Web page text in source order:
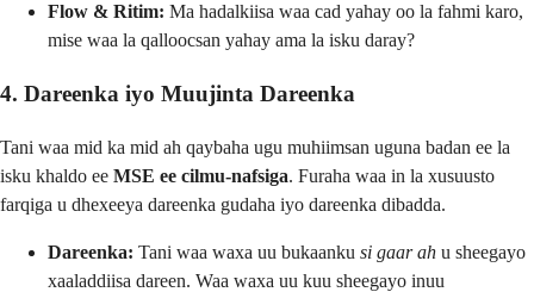
Flow & Ritim: Ma hadalkiisa waa cad yahay oo la fahmi karo,
mise waa la qalloocsan yahay ama la isku daray?
4. Dareenka iyo Muujinta Dareenka
Tani waa mid ka mid ah qaybaha ugu muhiimsan uguna badan ee la
isku khaldo ee MSE ee cilmu-nafsiga. Furaha waa in la xusuusto
farqiga u dhexeeya dareenka gudaha iyo dareenka dibadda.
Dareenka: Tani waa waxa uu bukaanku si gaar ah u sheegayo
xaaladdiisa dareen. Waa waxa uu kuu sheegayo inuu